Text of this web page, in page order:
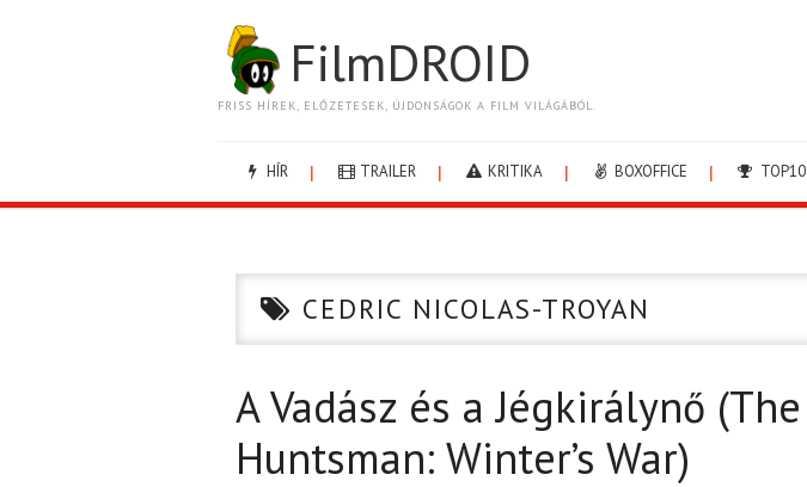
FilmDROID
FRISS HÍREK, ELŐZETESEK, ÚJDONSÁGOK A FILM VILÁGÁBÓL.
HÍR TRAILER KRITIKA BOXOFFICE TOP10
CEDRIC NICOLAS-TROYAN
A Vadász és a Jégkirálynő (The
Huntsman: Winter’s War)